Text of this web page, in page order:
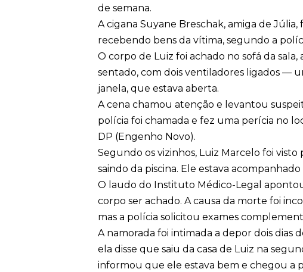
de semana.
A cigana Suyane Breschak, amiga de
recebendo bens da vítima, segundo a
O corpo de Luiz foi achado no sofá da
sentado, com dois ventiladores ligados —
janela, que estava aberta.
A cena chamou atenção e levantou
polícia foi chamada e fez uma perícia no
DP (Engenho Novo).
Segundo os vizinhos, Luiz Marcelo foi
saindo da piscina. Ele estava
O laudo do Instituto Médico-Legal
corpo ser achado. A causa da morte foi
mas a polícia solicitou exames
A namorada foi intimada a depor dois dias
ela disse que saiu da casa de Luiz na
informou que ele estava bem e chegou a